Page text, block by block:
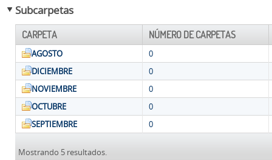
Subcarpetas
CARPETA NÚMERO DE CARPETAS
AGOSTO
0
DICIEMBRE
0
NOVIEMBRE
0
OCTUBRE
0
SEPTIEMBRE
0
Mostrando 5 resultados.